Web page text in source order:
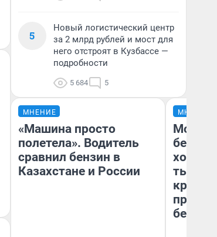
5
Новый логистический центр
за 2 млрд рублей и мост для
него отстроят в Кузбассе —
подробности
5 684 5
МНЕНИЕ
«Машина просто
полетела». Водитель
сравнил бензин в
Казахстане и России
МНЕНИЕ
Мой
хотела
тысяч,